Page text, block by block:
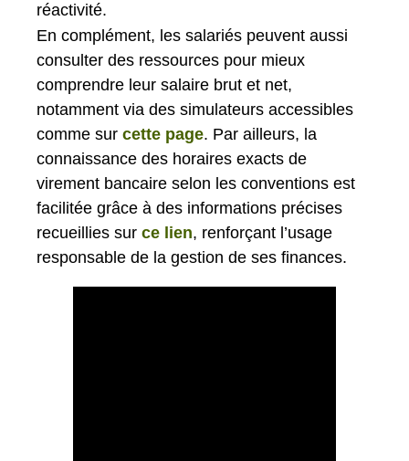
réactivité.
En complément, les salariés peuvent aussi
consulter des ressources pour mieux
comprendre leur salaire brut et net,
notamment via des simulateurs accessibles
comme sur cette page. Par ailleurs, la
connaissance des horaires exacts de
virement bancaire selon les conventions est
facilitée grâce à des informations précises
recueillies sur ce lien, renforçant l’usage
responsable de la gestion de ses finances.